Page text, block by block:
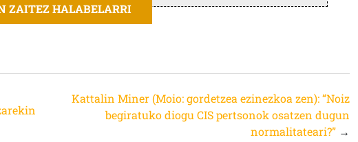
ZAITEZ HALABELARRI
Kattalin Miner (Moio: gordetzea ezinezkoa zen): “Noiz
begiratuko diogu CIS pertsonok osatzen dugun
normalitateari?”→